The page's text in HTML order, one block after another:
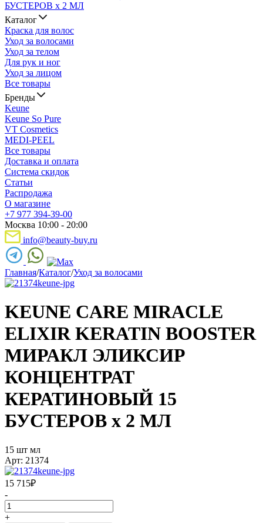
Каталог
Краска для волос
Уход за волосами
Уход за телом
Для рук и ног
Уход за лицом
Все товары
Бренды
Keune
Keune So Pure
VT Cosmetics
MEDI-PEEL
Все товары
Доставка и оплата
Система скидок
Статьи
Распродажа
О магазине
+7 977 394-39-00
Москва 10:00 - 20:00
info@beauty-buy.ru
Главная/Каталог/Уход за волосами
KEUNE CARE MIRACLE
ELIXIR KERATIN BOOSTER
МИРАКЛ ЭЛИКСИР
КОНЦЕНТРАТ
КЕРАТИНОВЫЙ 15
БУСТЕРОВ x 2 МЛ
15 шт мл
Арт: 21374
15 715₽
-
+